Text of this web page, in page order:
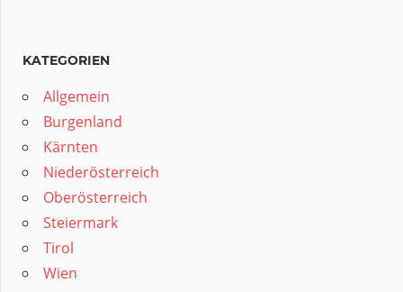
KATEGORIEN
Allgemein
Burgenland
Kärnten
Niederösterreich
Oberösterreich
Steiermark
Tirol
Wien